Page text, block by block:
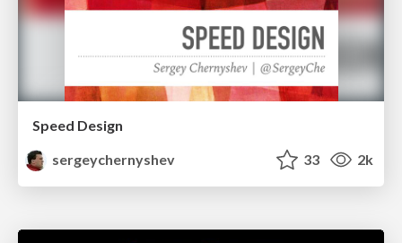
Speed Design
sergeychernyshev
33 2k